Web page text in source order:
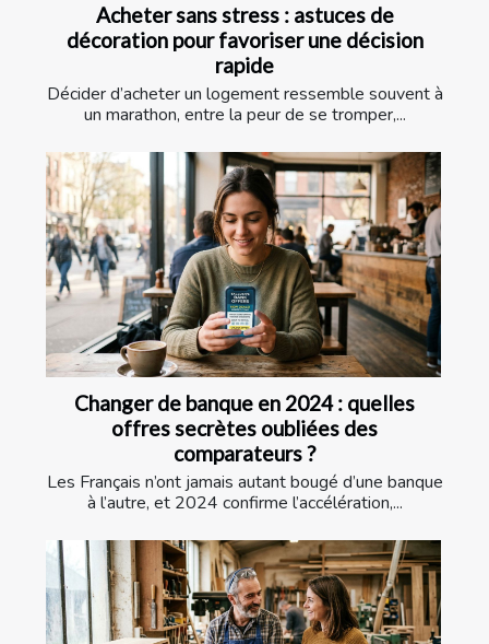
Acheter sans stress : astuces de
décoration pour favoriser une décision
rapide
Décider d’acheter un logement ressemble souvent à
un marathon, entre la peur de se tromper,...
Changer de banque en 2024 : quelles
offres secrètes oubliées des
comparateurs ?
Les Français n’ont jamais autant bougé d’une banque
à l’autre, et 2024 confirme l’accélération,...